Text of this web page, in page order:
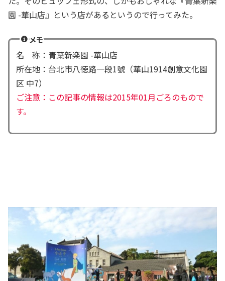
園 -華山店』という店があるというので行ってみた。
メモ
名 称：青葉新楽園 -華山店
所在地：台北市八徳路一段1號（華山1914創意文化園
区 中7）
ご注意：この記事の情報は2015年01月ごろのもので
す。